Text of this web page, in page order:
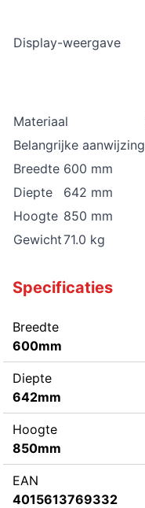
Display-weergave
Materiaal
Belangrijke aanwijzing
Breedte 600 mm
Diepte
642 mm
Hoogte 850 mm
Gewicht71.0 kg
Specificaties
Breedte
600mm
Diepte
642mm
Hoogte
850mm
EAN
4015613769332